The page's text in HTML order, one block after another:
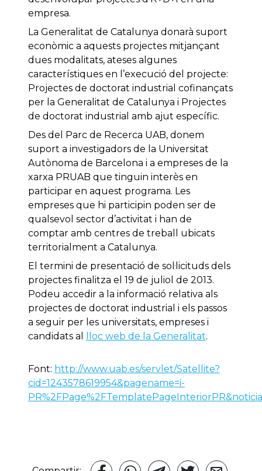
empresa.
La Generalitat de Catalunya donarà suport
econòmic a aquests projectes mitjançant
dues modalitats, ateses algunes
característiques en l’execució del projecte:
Projectes de doctorat industrial cofinançats
per la Generalitat de Catalunya i Projectes
de doctorat industrial amb ajut específic.
Des del Parc de Recerca UAB, donem
suport a investigadors de la Universitat
Autònoma de Barcelona i a empreses de la
xarxa PRUAB que tinguin interès en
participar en aquest programa. Les
empreses que hi participin poden ser de
qualsevol sector d’activitat i han de
comptar amb centres de treball ubicats
territorialment a Catalunya.
El termini de presentació de sol·licituds dels
projectes finalitza el 19 de juliol de 2013.
Podeu accedir a la informació relativa als
projectes de doctorat industrial i els passos
a seguir per les universitats, empreses i
candidats al
lloc web de la Generalitat.
Font: http://www.uab.es/servlet/Satellite?
cid=1243578619954&pagename=i-